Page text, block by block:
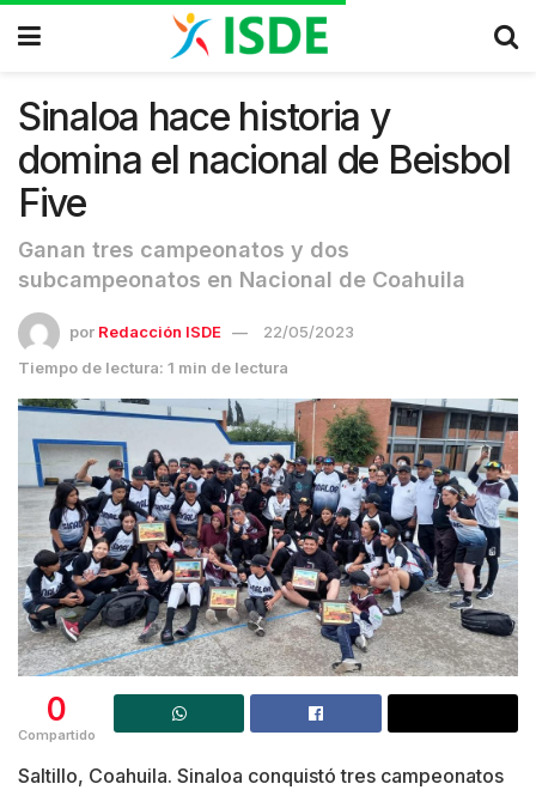
Sinaloa hace historia y
domina el nacional de Beisbol
Five
Ganan tres campeonatos y dos
subcampeonatos en Nacional de Coahuila
por Redacción ISDE
22/05/2023
Tiempo de lectura: 1 min de lectura
0
Compartido
Saltillo, Coahuila. Sinaloa conquistó tres campeonatos